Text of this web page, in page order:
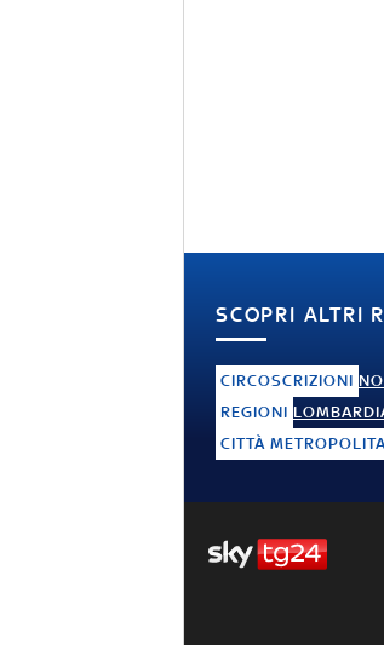
SCOPRI ALTRI
CIRCOSCRIZIONI
REGIONI
CITTÀ